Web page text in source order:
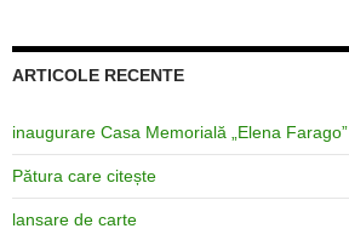
ARTICOLE RECENTE
inaugurare Casa Memorială „Elena Farago”
Pătura care citește
lansare de carte